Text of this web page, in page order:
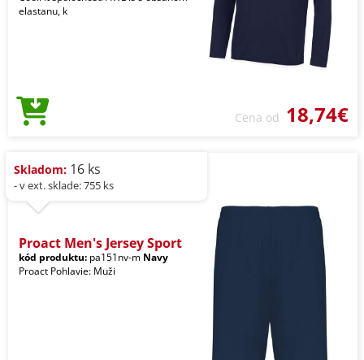
elastanu, k
Cena od 18,74€
Skladom: 16 ks
- v ext. sklade: 755 ks
Proact Men's Jersey Sport
kód produktu: pa151nv-m Navy
Proact Pohlavie: Muži